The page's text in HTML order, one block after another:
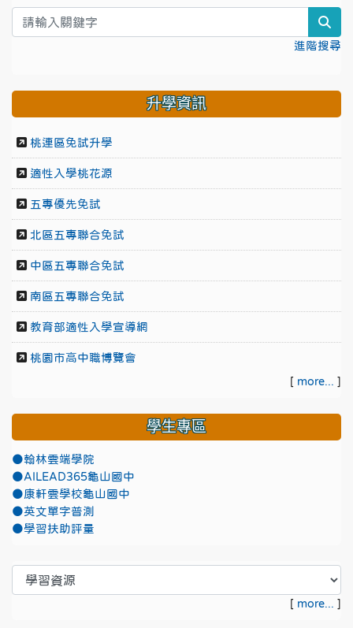
進階搜尋
升學資訊
桃連區免試升學
適性入學桃花源
五專優先免試
北區五專聯合免試
中區五專聯合免試
南區五專聯合免試
教育部適性入學宣導網
桃園市高中職博覽會
[ more... ]
學生專區
●翰林雲端學院
●AILEAD365龜山國中
●康軒雲學校龜山國中
●英文單字普測
●學習扶助評量
[ more... ]